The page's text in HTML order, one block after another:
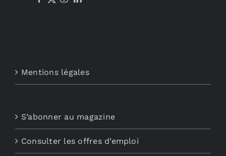
Mentions légales
S’abonner au magazine
Consulter les offres d’emploi